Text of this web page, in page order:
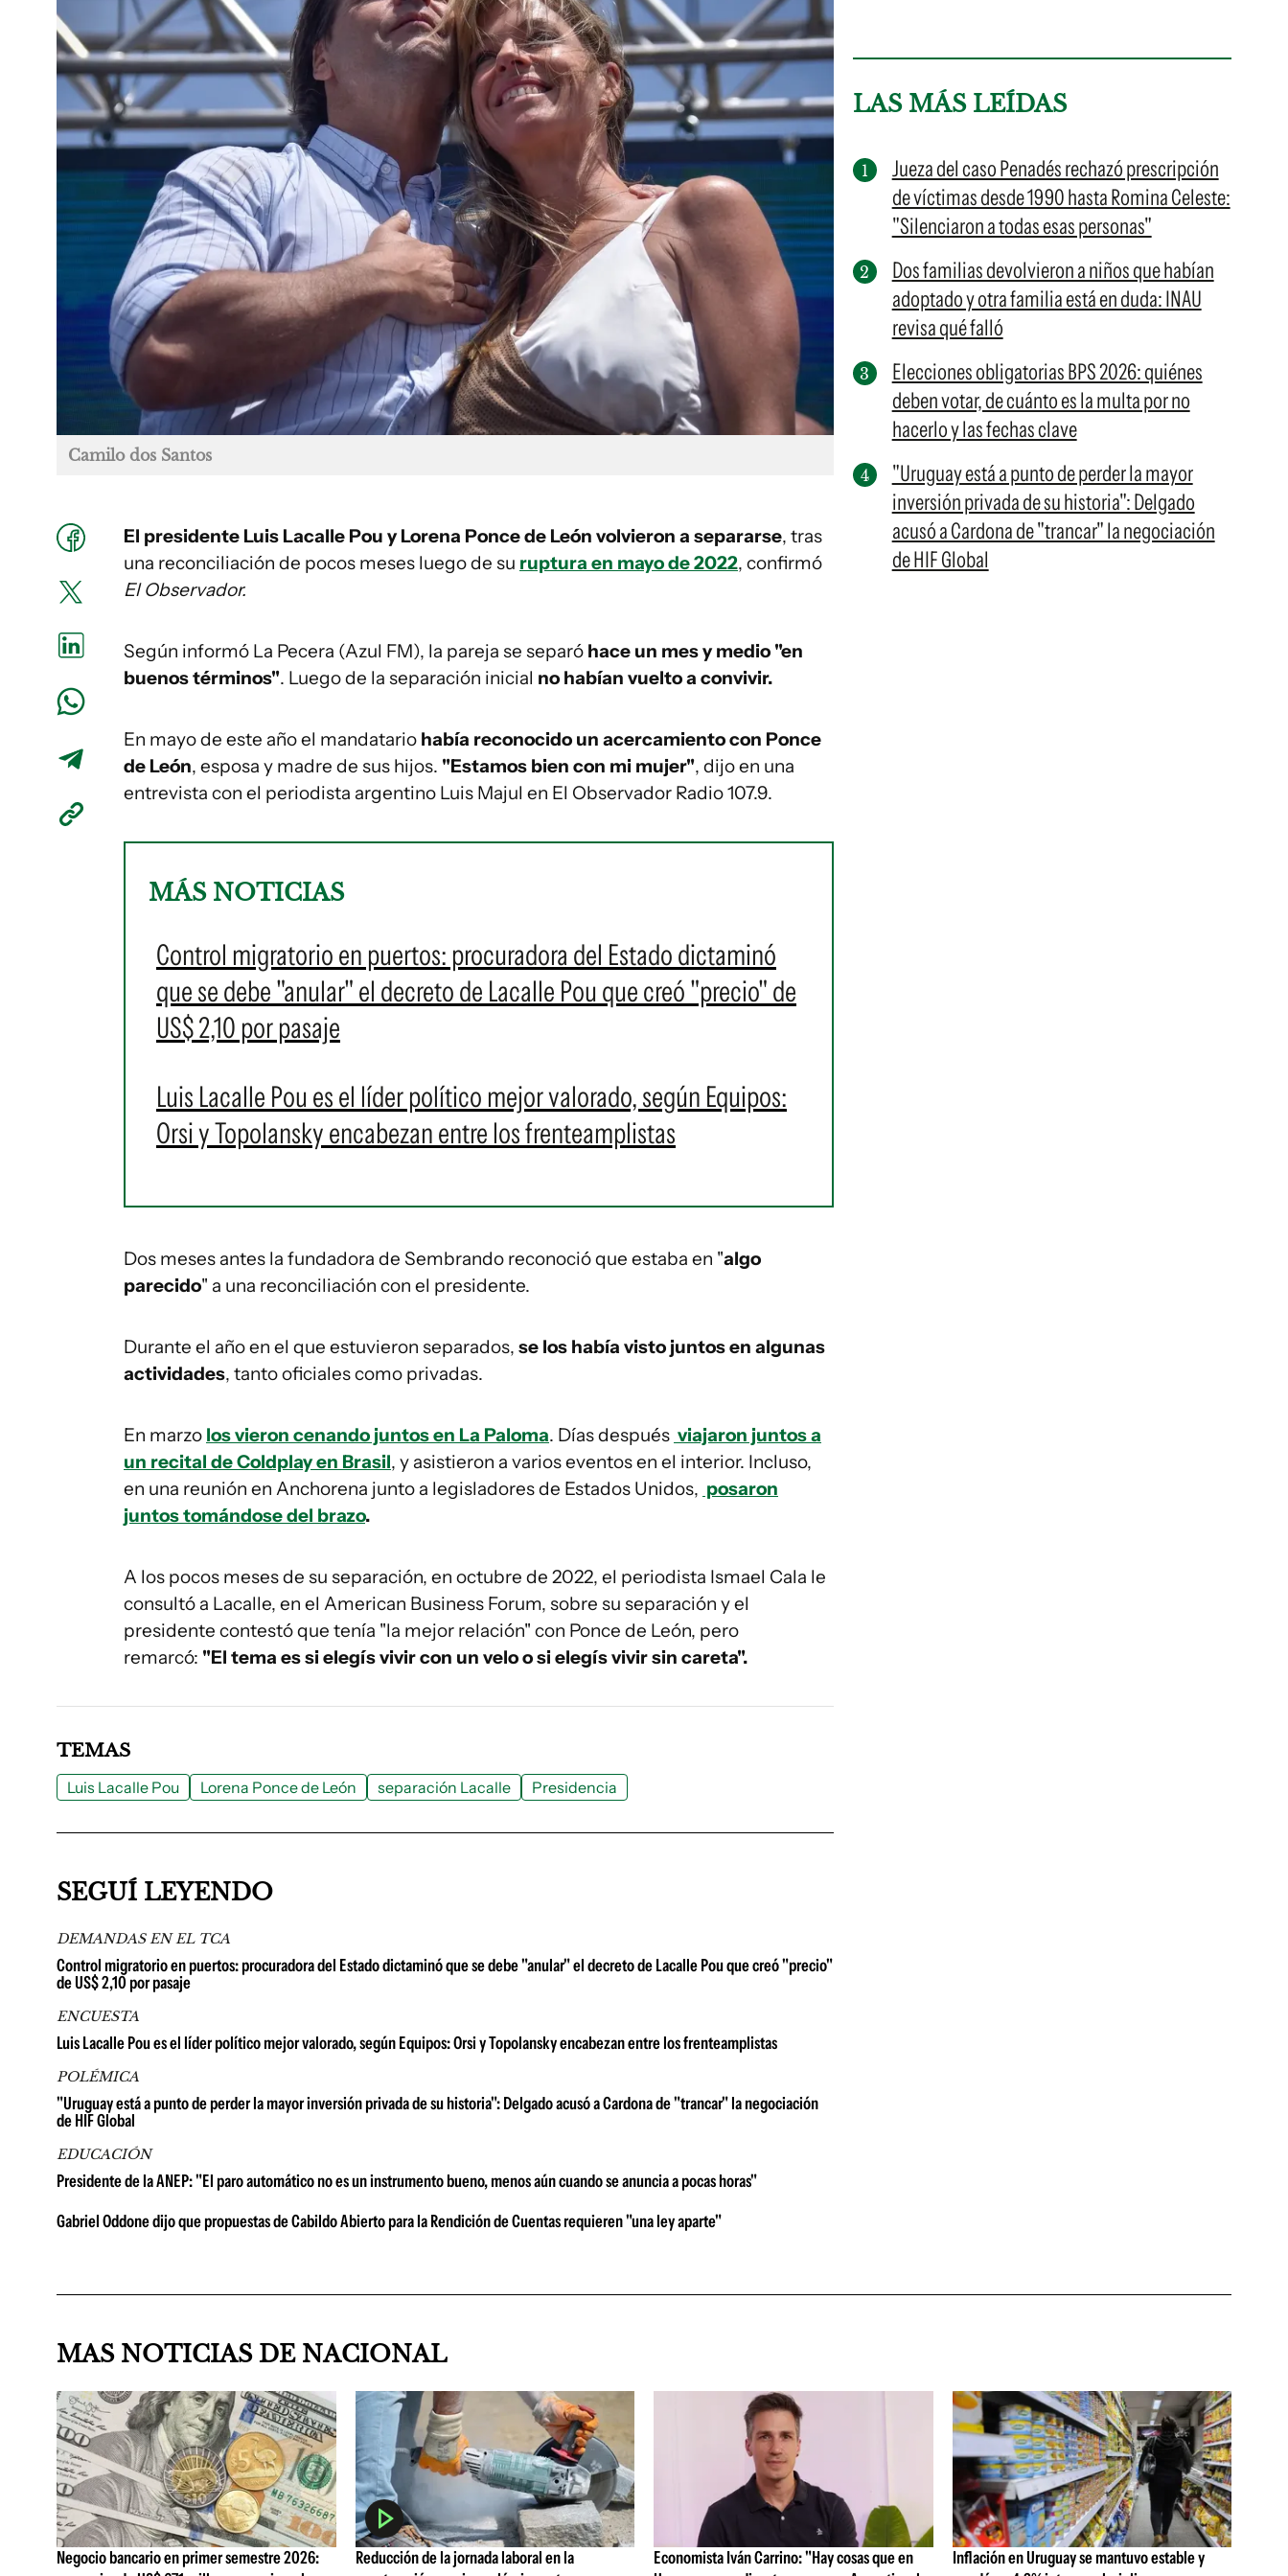
Camilo dos Santos
El presidente Luis Lacalle Pou y Lorena Ponce de León volvieron a separarse, tras
una reconciliación de pocos meses luego de su ruptura en mayo de 2022, confirmó
El Observador.
Según informó La Pecera (Azul FM), la pareja se separó hace un mes y medio "en
buenos términos". Luego de la separación inicial no habían vuelto a convivir.
En mayo de este año el mandatario había reconocido un acercamiento con Ponce
de León, esposa y madre de sus hijos. "Estamos bien con mi mujer", dijo en una
entrevista con el periodista argentino Luis Majul en El Observador Radio 107.9.
MÁS NOTICIAS
Control migratorio en puertos: procuradora del Estado dictaminó
que se debe "anular" el decreto de Lacalle Pou que creó "precio" de
US$ 2,10 por pasaje
Luis Lacalle Pou es el líder político mejor valorado, según Equipos:
Orsi y Topolansky encabezan entre los frenteamplistas
Dos meses antes la fundadora de Sembrando reconoció que estaba en "algo
parecido" a una reconciliación con el presidente.
Durante el año en el que estuvieron separados, se los había visto juntos en algunas
actividades, tanto oficiales como privadas.
En marzo los vieron cenando juntos en La Paloma. Días después viajaron juntos a
un recital de Coldplay en Brasil, y asistieron a varios eventos en el interior. Incluso,
en una reunión en Anchorena junto a legisladores de Estados Unidos, posaron
juntos tomándose del brazo.
A los pocos meses de su separación, en octubre de 2022, el periodista Ismael Cala le
consultó a Lacalle, en el American Business Forum, sobre su separación y el
presidente contestó que tenía "la mejor relación" con Ponce de León, pero
remarcó: "El tema es si elegís vivir con un velo o si elegís vivir sin careta".
LAS MÁS LEÍDAS
Jueza del caso Penadés rechazó prescripción
de víctimas desde 1990 hasta Romina Celeste:
"Silenciaron a todas esas personas"
Dos familias devolvieron a niños que habían
adoptado y otra familia está en duda: INAU
revisa qué falló
Elecciones obligatorias BPS 2026: quiénes
deben votar, de cuánto es la multa por no
hacerlo y las fechas clave
"Uruguay está a punto de perder la mayor
inversión privada de su historia": Delgado
acusó a Cardona de "trancar" la negociación
de HIF Global
TEMAS
Luis Lacalle Pou Lorena Ponce de León separación Lacalle Presidencia
SEGUÍ LEYENDO
DEMANDAS EN EL TCA
Control migratorio en puertos: procuradora del Estado dictaminó que se debe "anular" el decreto de Lacalle Pou que creó "precio"
de US$ 2,10 por pasaje
ENCUESTA
Luis Lacalle Pou es el líder político mejor valorado, según Equipos: Orsi y Topolansky encabezan entre los frenteamplistas
POLÉMICA
"Uruguay está a punto de perder la mayor inversión privada de su historia": Delgado acusó a Cardona de "trancar" la negociación
de HIF Global
EDUCACIÓN
Presidente de la ANEP: "El paro automático no es un instrumento bueno, menos aún cuando se anuncia a pocas horas"
Gabriel Oddone dijo que propuestas de Cabildo Abierto para la Rendición de Cuentas requieren "una ley aparte"
MAS NOTICIAS DE NACIONAL
Negocio bancario en primer semestre 2026:
Reducción de la jornada laboral en la
Economista Iván Carrino: "Hay cosas que en
Inflación en Uruguay se mantuvo estable y